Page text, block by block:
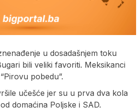
u dosadašnjem toku
bili veliki favoriti. Meksikanci
pobedu”.
učešće jer su u prva dva kola
domaćina Poljske i SAD.